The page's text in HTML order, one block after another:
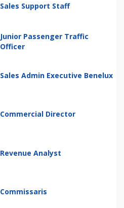
Sales Support Staff
Junior Passenger Traffic
Officer
Sales Admin Executive Benelux
Commercial Director
Revenue Analyst
Commissaris